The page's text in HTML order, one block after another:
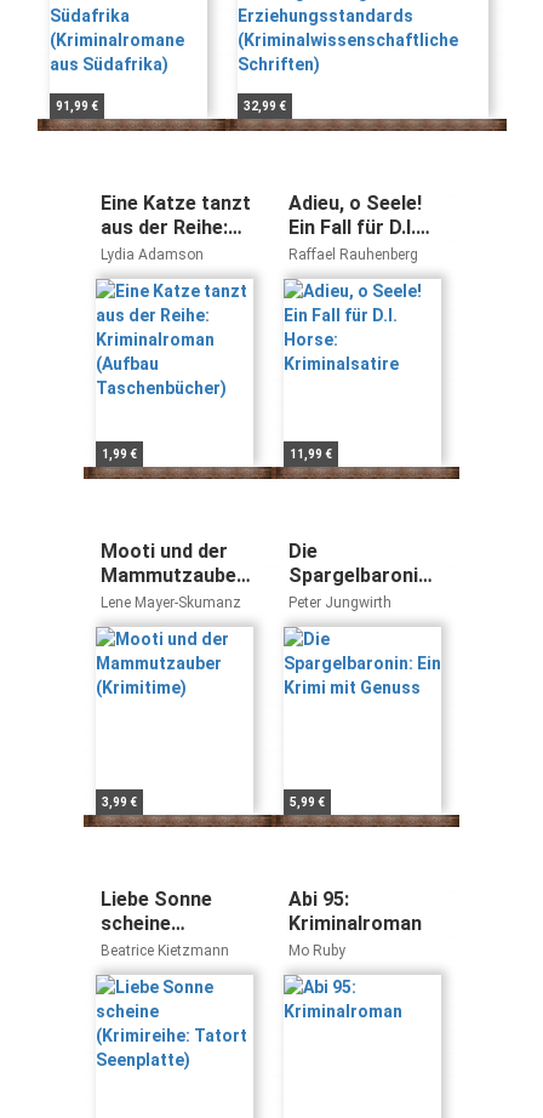
91,99 € 32,99 €
Eine Katze tanzt
aus der Reihe:
Kriminalroman
(Aufbau
Taschenbücher)
Lydia Adamson
1,99 €
Adieu, o Seele!
Ein Fall für D.I.
Horse:
Kriminalsatire
Raffael Rauhenberg
11,99 €
Mooti und der
Mammutzauber
(Krimitime)
Lene Mayer-Skumanz
3,99 €
Die
Spargelbaronin:
Ein Krimi mit
Genuss
Peter Jungwirth
5,99 €
Liebe Sonne
scheine
(Krimireihe:
Tatort
Seenplatte)
Beatrice Kietzmann
Abi 95:
Kriminalroman
Mo Ruby